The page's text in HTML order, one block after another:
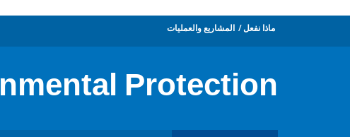
ماذا نفعل المشاريع والعمليات
Protection